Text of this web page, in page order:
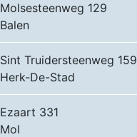
Molsesteenweg 129
Balen
Sint Truidersteenweg 159
Herk-De-Stad
Ezaart 331
Mol